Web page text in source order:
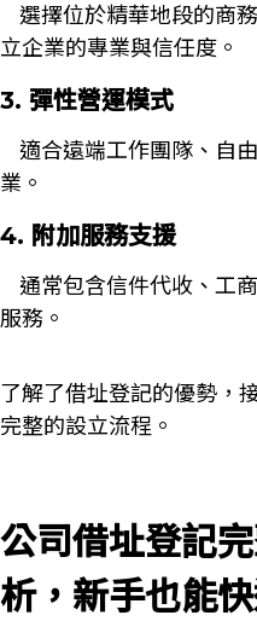
選擇位於精華地段的商
立企業的專業與信任度。
3. 彈性營運模式
適合遠端工作團隊、自
業。
4. 附加服務支援
通常包含信件代收、工
服務。
了解了借址登記的優勢，
完整的設立流程。
公司借址登記
析，新手也能